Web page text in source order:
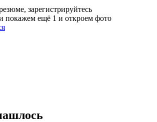
зарегистрируйтесь
покажем ещё 1 и откроем фото